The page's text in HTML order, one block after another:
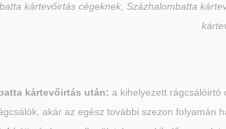
kártevőirtás cégeknek, Százhalombatta
kártevőirtás után: a kihelyezett rágcsálóirtó
akár az egész további szezon folyamán